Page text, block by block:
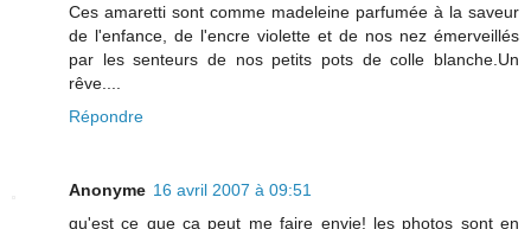
Ces amaretti sont comme madeleine parfumée à la saveur
de l'enfance, de l'encre violette et de nos nez émerveillés
par les senteurs de nos petits pots de colle blanche.Un
rêve....
Répondre
Anonyme 16 avril 2007 à 09:51
qu'est ce que ça peut me faire envie! les photos sont en